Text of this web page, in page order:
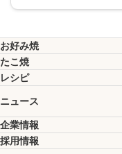
お好み焼
たこ焼
レシピ
ニュース
企業情報
採用情報